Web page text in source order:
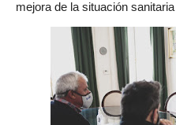
mejora de la situación